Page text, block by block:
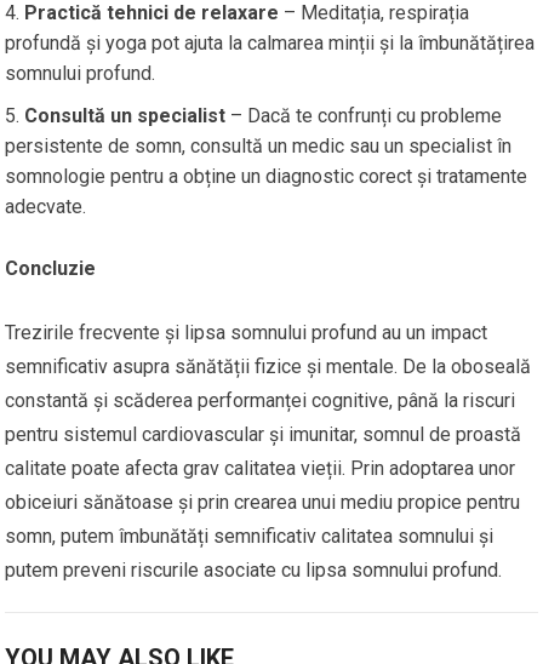
Practică tehnici de relaxare – Meditația, respirația
profundă și yoga pot ajuta la calmarea minții și la îmbunătățirea
somnului profund.
Consultă un specialist – Dacă te confrunți cu probleme
persistente de somn, consultă un medic sau un specialist în
somnologie pentru a obține un diagnostic corect și tratamente
adecvate.
Concluzie
Trezirile frecvente și lipsa somnului profund au un impact
semnificativ asupra sănătății fizice și mentale. De la oboseală
constantă și scăderea performanței cognitive, până la riscuri
pentru sistemul cardiovascular și imunitar, somnul de proastă
calitate poate afecta grav calitatea vieții. Prin adoptarea unor
obiceiuri sănătoase și prin crearea unui mediu propice pentru
somn, putem îmbunătăți semnificativ calitatea somnului și
putem preveni riscurile asociate cu lipsa somnului profund.